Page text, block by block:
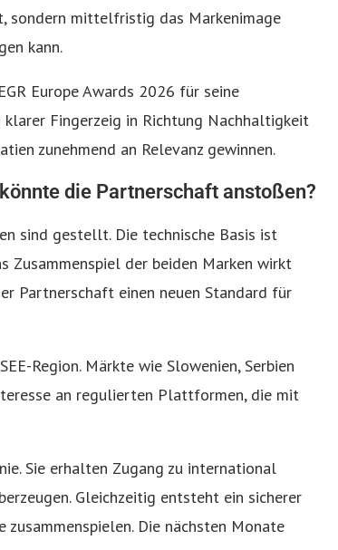
sondern mittelfristig das Markenimage
kann.
Europe Awards 2026 für seine
Fingerzeig in Richtung Nachhaltigkeit
zunehmend an Relevanz gewinnen.
die Partnerschaft anstoßen?
sind gestellt. Die technische Basis ist
der beiden Marken wirkt
Partnerschaft einen neuen Standard für
Region. Märkte wie Slowenien, Serbien
an regulierten Plattformen, die mit
Sie erhalten Zugang zu international
Gleichzeitig entsteht ein sicherer
zusammenspielen. Die nächsten Monate